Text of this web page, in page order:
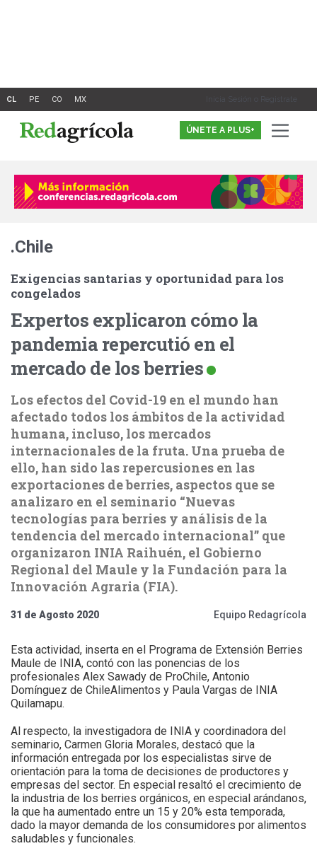
Inicia Sesión o Registrate
ÚNETE A PLUS+
.Chile
Exigencias santarias y oportunidad para los
congelados
Expertos explicaron cómo la
pandemia repercutió en el
mercado de los berries
Los efectos del Covid-19 en el mundo han
afectado todos los ámbitos de la actividad
humana, incluso, los mercados
internacionales de la fruta. Una prueba de
ello, han sido las repercusiones en las
exportaciones de berries, aspectos que se
analizaro en el seminario “Nuevas
tecnologías para berries y análisis de la
tendencia del mercado internacional” que
organizaron INIA Raihuén, el Gobierno
Regional del Maule y la Fundación para la
Innovación Agraria (FIA).
31 de Agosto 2020 Equipo Redagrícola
Esta actividad, inserta en el Programa de Extensión Berries
Maule de INIA, contó con las ponencias de los
profesionales Alex Sawady de ProChile, Antonio
Domínguez de ChileAlimentos y Paula Vargas de INIA
Quilamapu.
Al respecto, la investigadora de INIA y coordinadora del
seminario, Carmen Gloria Morales, destacó que la
información entregada por los especialistas sirve de
orientación para la toma de decisiones de productores y
empresas del sector. En especial resaltó el crecimiento de
la industria de los berries orgánicos, en especial arándanos,
la que ha aumentado entre un 15 y 20% esta temporada,
dado la mayor demanda de los consumidores por alimentos
saludables y funcionales.